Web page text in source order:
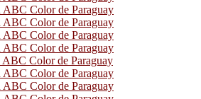
ABC Color de Paraguay
ABC Color de Paraguay
ABC Color de Paraguay
ABC Color de Paraguay
ABC Color de Paraguay
ABC Color de Paraguay
ABC Color de Paraguay